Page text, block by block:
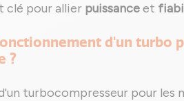
clé pour allier puissanceet
d'un turbo
?
turbocompresseur pour les